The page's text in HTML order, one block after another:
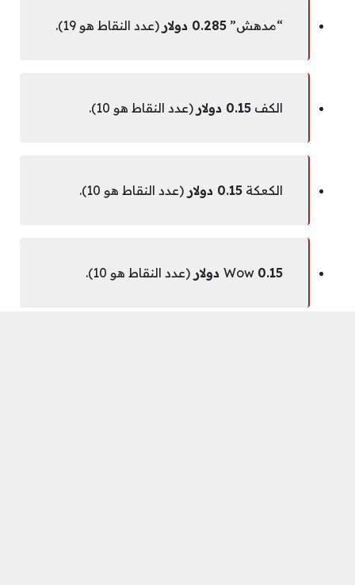
“مدهش” 0.285 دولار (عدد النقاط هو 19).
الكف 0.15 دولار (عدد النقاط هو 10).
الكعكة 0.15 دولار (عدد النقاط هو 10).
Wow 0.15 دولار (عدد النقاط هو 10).